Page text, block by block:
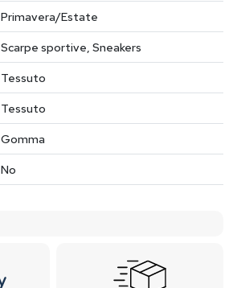
Primavera/Estate
Scarpe sportive, Sneakers
Tessuto
Tessuto
Gomma
No